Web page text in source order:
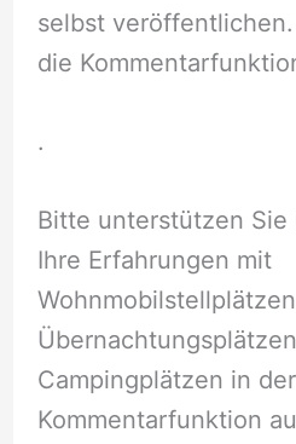
selbst
die
.
Bitte unterstützen Sie
Ihre Erfahrungen mit
Campingplätzen in der
Kommentarfunktion